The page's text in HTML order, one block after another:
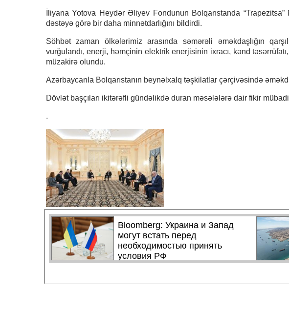
İliyana Yotova Heydər Əliyev Fondunun Bolqarıstanda
dəstəyə görə bir daha minnətdarlığını bildirdi.
Söhbət zaman ölkələrimiz arasında səmərəli əməkdaşlığın
vurğulandı, enerji, həmçinin elektrik enerjisinin ixracı, kənd
müzakirə olundu.
Azərbaycanla Bolqarıstanın beynəlxalq təşkilatlar çərçivəsində
Dövlət başçıları ikitərəfli gündəlikdə duran məsələlərə dair fikir
.